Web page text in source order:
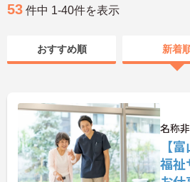
53 件中 1-40件を表示
おすすめ順 新着
名称
【
福祉